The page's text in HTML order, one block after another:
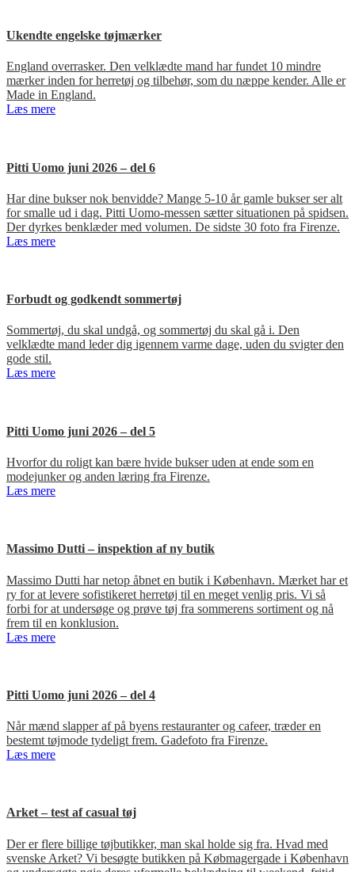
Ukendte engelske tøjmærker
England overrasker. Den velklædte mand har fundet 10 mindre
mærker inden for herretøj og tilbehør, som du næppe kender. Alle er
Made in England.
Læs mere
Pitti Uomo juni 2026 – del 6
Har dine bukser nok benvidde? Mange 5-10 år gamle bukser ser alt
for smalle ud i dag. Pitti Uomo-messen sætter situationen på spidsen.
Der dyrkes benklæder med volumen. De sidste 30 foto fra Firenze.
Læs mere
Forbudt og godkendt sommertøj
Sommertøj, du skal undgå, og sommertøj du skal gå i. Den
velklædte mand leder dig igennem varme dage, uden du svigter den
gode stil.
Læs mere
Pitti Uomo juni 2026 – del 5
Hvorfor du roligt kan bære hvide bukser uden at ende som en
modejunker og anden læring fra Firenze.
Læs mere
Massimo Dutti – inspektion af ny butik
Massimo Dutti har netop åbnet en butik i København. Mærket har et
ry for at levere sofistikeret herretøj til en meget venlig pris. Vi så
forbi for at undersøge og prøve tøj fra sommerens sortiment og nå
frem til en konklusion.
Læs mere
Pitti Uomo juni 2026 – del 4
Når mænd slapper af på byens restauranter og cafeer, træder en
bestemt tøjmode tydeligt frem. Gadefoto fra Firenze.
Læs mere
Arket – test af casual tøj
Der er flere billige tøjbutikker, man skal holde sig fra. Hvad med
svenske Arket? Vi besøgte butikken på Købmagergade i København